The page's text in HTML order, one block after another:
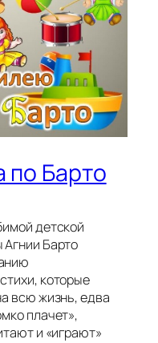
по Барто
детской
Барто
которые
всю жизнь, едва
плачет»,
и «играют»